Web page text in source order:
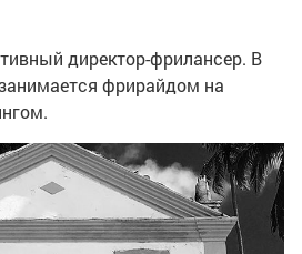
директор-фрилансер. В
фрирайдом на